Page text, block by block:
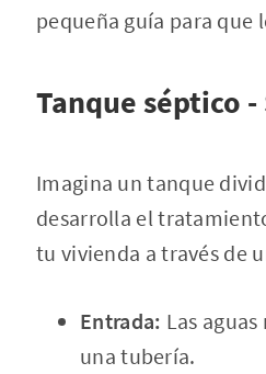
pequeña guía para que
Tanque séptico
Imagina un tanque
desarrolla el
tu vivienda a través de
Entrada: Las
una tubería.